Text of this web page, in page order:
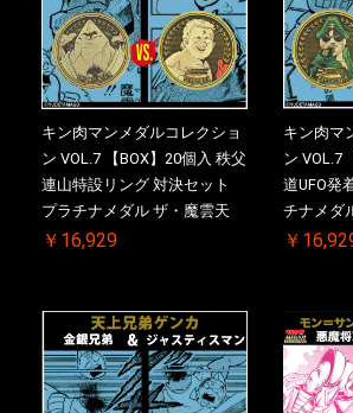
キン肉マンメダルコレクショ
ン VOL.7 【BOX】20個入 秩父
連山特設リング 対決セット
プラチナメダル ザ・魔雲天
VS. テリーマン 3.0 ケース付
注分】2026/10/30 一斉出荷予
￥16,929
キン肉マ
ン VOL.7
道UFO発
チナメダ
VS. ブロ
【二次
斉出荷予
￥